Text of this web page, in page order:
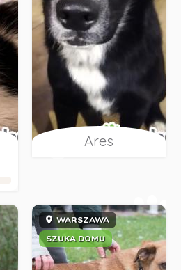
Ares
WARSZAWA
SZUKA DOMU